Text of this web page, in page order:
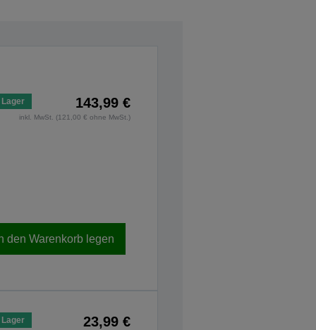
143,99 €
inkl. MwSt. (121,00 € ohne MwSt.)
den Warenkorb legen
23,99 €